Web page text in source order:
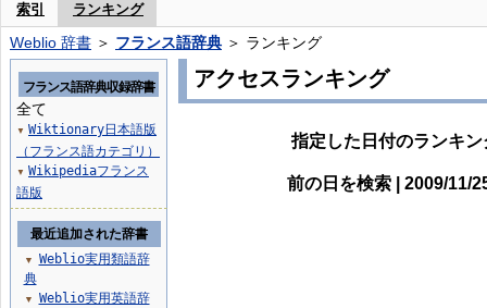
索引 ランキング
Weblio 辞書 ＞ フランス語辞典 ＞ ランキング
アクセスランキング
指定した日付のランキ
前の日を検索 | 2009/11/
フランス語辞典収録辞書
全て
▼ Wiktionary日本語版
（フランス語カテゴリ）
▼ Wikipediaフランス
語版
最近追加された辞書
▼
Weblio実用類語辞
典
▼
Weblio実用英語辞